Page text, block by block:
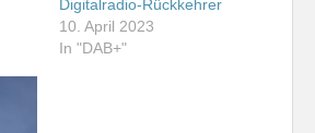
Digitalradio-Rückkehrer
10. April 2023
In "DAB+"